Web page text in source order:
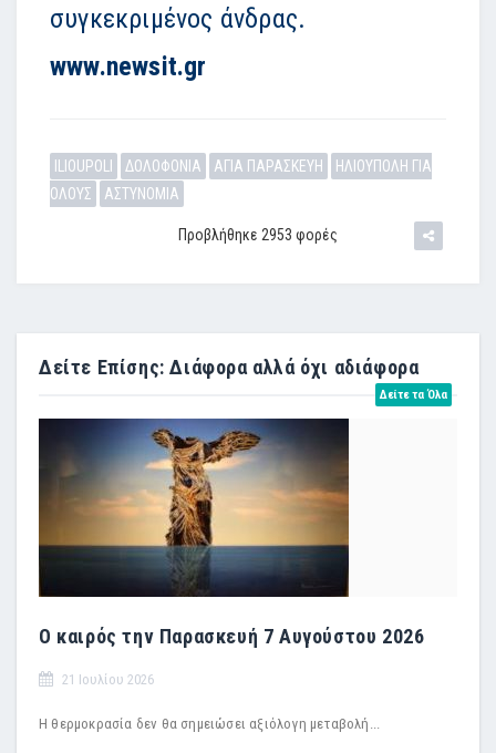
συγκεκριμένος άνδρας.
www.newsit.gr
ILIOUPOLI ΔΟΛΟΦΟΝΙΑ ΑΓΙΑ ΠΑΡΑΣΚΕΥΗ
ΗΛΙΟΥΠΟΛΗ ΓΙΑ
ΟΛΟΥΣ
ΑΣΤΥΝΟΜΙΑ
Προβλήθηκε 2953 φορές
Δείτε Επίσης: Διάφορα αλλά όχι αδιάφορα
Δείτε τα Όλα
Ο καιρός την Παρασκευή 7 Αυγούστου 2026
21 Ιουλίου 2026
Η θερμοκρασία δεν θα σημειώσει αξιόλογη μεταβολή...